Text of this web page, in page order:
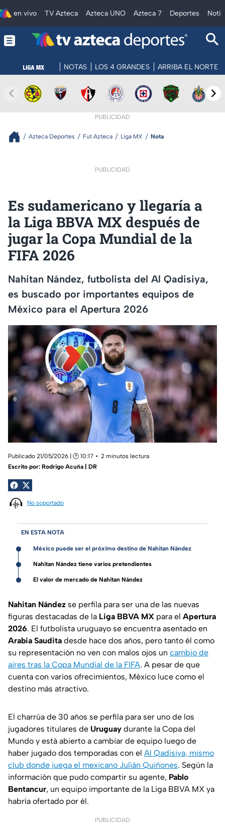
en vivo TV Azteca Azteca UNO Azteca 7 Deportes
NOTAS LOS 4 GRANDES ARRIBA EL NORTE
PUBLICIDAD
Azteca Deportes Fut Azteca Liga MX Nota
PUBLICIDAD
Es sudamericano y llegaría a
la Liga BBVA MX después de
jugar la Copa Mundial de la
FIFA 2026
Nahitan Nández, futbolista del Al Qadisiya,
es buscado por importantes equipos de
México para el Apertura 2026
Publicado 21/05/2026 | 🕑 10:17
2 minutos lectura
Escrito por: Rodrigo Acuña | DR
No soportado
EN ESTA NOTA
México puede ser el próximo destino de Nahitan Nández
Nahitan Nández tiene varios pretendientes
El valor de mercado de Nahitan Nández
Nahitan Nández se perfila para ser una de las nuevas
figuras destacadas de la Liga BBVA MX para el Apertura
2026. El futbolista uruguayo se encuentra asentado en
Arabia Saudita desde hace dos años, pero tanto él como
su representación no ven con malos ojos un cambio de
aires tras la Copa Mundial de la FIFA. A pesar de que
cuenta con varios ofrecimientos, México luce como el
destino más atractivo.
El charrúa de 30 años se perfila para ser uno de los
jugadores titulares de Uruguay durante la Copa del
Mundo y está abierto a cambiar de equipo luego de
haber jugado dos temporadas con el Al Qadisiya, mismo
club donde juega el mexicano Julián Quiñones. Según la
información que pudo compartir su agente, Pablo
Bentancur, un equipo importante de la Liga BBVA MX ya
habría ofertado por él.
PUBLICIDAD